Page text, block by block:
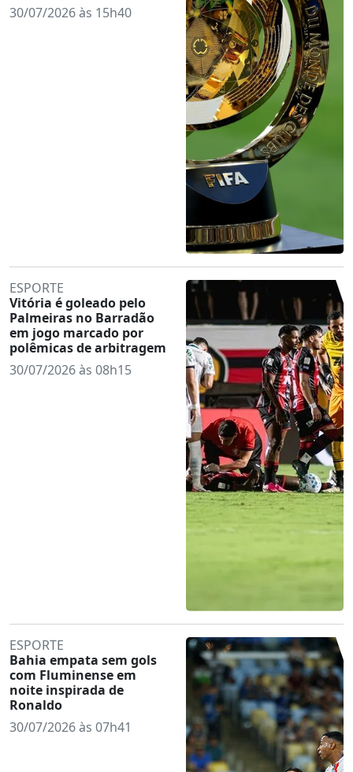
30/07/2026 às 15h40
ESPORTE
Vitória é goleado pelo
Palmeiras no Barradão
em jogo marcado por
polêmicas de arbitragem
30/07/2026 às 08h15
ESPORTE
Bahia empata sem gols
com Fluminense em
noite inspirada de
Ronaldo
30/07/2026 às 07h41